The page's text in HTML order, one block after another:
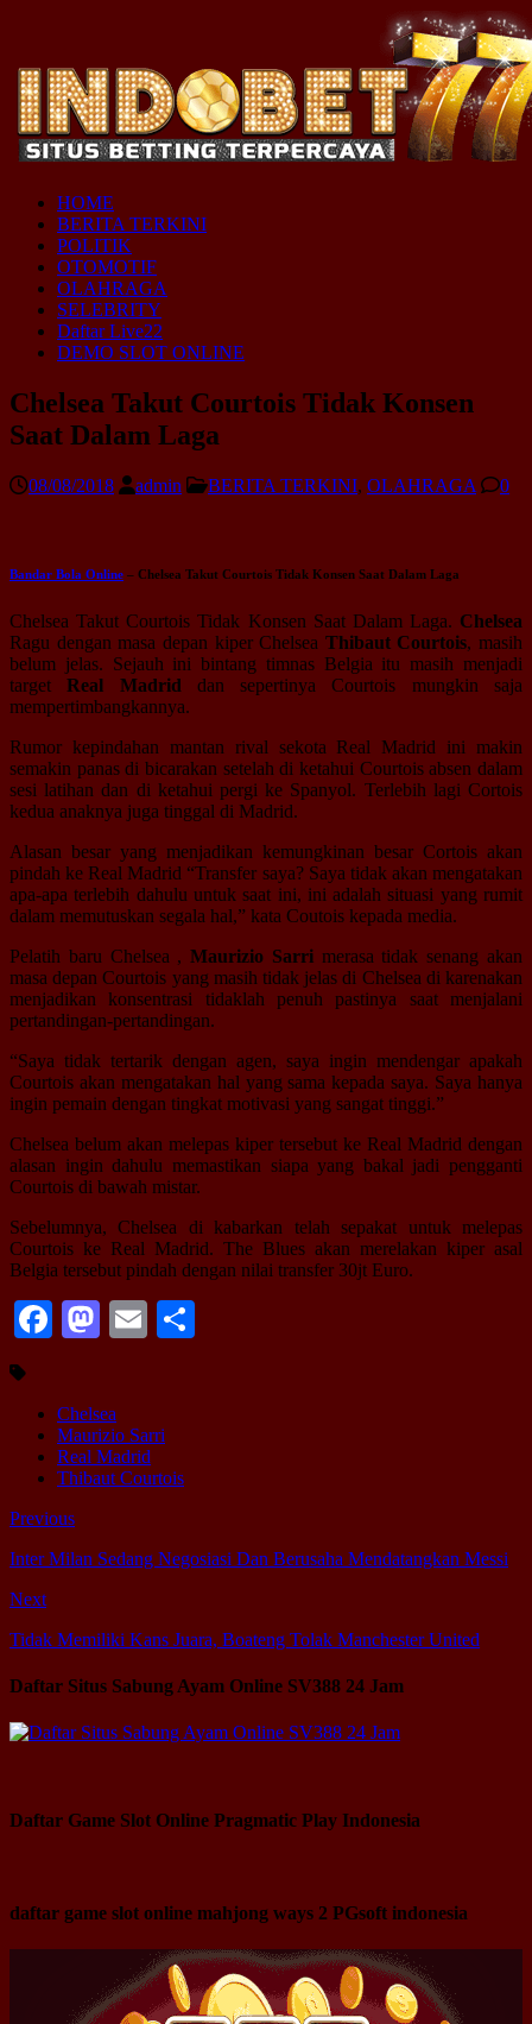
HOME
BERITA TERKINI
POLITIK
OTOMOTIF
OLAHRAGA
SELEBRITY
Daftar Live22
DEMO SLOT ONLINE
Chelsea Takut Courtois Tidak Konsen
Saat Dalam Laga
08/08/2018 admin BERITA TERKINI, OLAHRAGA 0
Bandar Bola Online – Chelsea Takut Courtois Tidak Konsen Saat Dalam Laga
Chelsea Takut Courtois Tidak Konsen Saat Dalam Laga. Chelsea
Ragu dengan masa depan kiper Chelsea Thibaut Courtois, masih
belum jelas. Sejauh ini bintang timnas Belgia itu masih menjadi
targetReal Madrid dan sepertinya Courtois mungkin saja
mempertimbangkannya.
Rumor kepindahan mantan rival sekota Real Madrid ini makin
semakin panas di bicarakan setelah di ketahui Courtois absen dalam
sesi latihan dan di ketahui pergi ke Spanyol. Terlebih lagi Cortois
kedua anaknya juga tinggal di Madrid.
Alasan besar yang menjadikan kemungkinan besar Cortois akan
pindah ke Real Madrid “Transfer saya? Saya tidak akan mengatakan
apa-apa terlebih dahulu untuk saat ini, ini adalah situasi yang rumit
dalam memutuskan segala hal,” kata Coutois kepada media.
Pelatih baru Chelsea ,Maurizio Sarrimerasa tidak senang akan
masa depan Courtois yang masih tidak jelas di Chelsea di karenakan
menjadikan konsentrasi tidaklah penuh pastinya saat menjalani
pertandingan-pertandingan.
“Saya tidak tertarik dengan agen, saya ingin mendengar apakah
Courtois akan mengatakan hal yang sama kepada saya. Saya hanya
ingin pemain dengan tingkat motivasi yang sangat tinggi.”
Chelsea belum akan melepas kiper tersebut ke Real Madrid dengan
alasan ingin dahulu memastikan siapa yang bakal jadi pengganti
Courtois di bawah mistar.
Sebelumnya, Chelsea di kabarkan telah sepakat untuk melepas
Courtois ke Real Madrid. The Blues akan merelakan kiper asal
Belgia tersebut pindah dengan nilai transfer 30jt Euro.
Facebook
Mastodon
Email
Chelsea
Maurizio Sarri
Real Madrid
Thibaut Courtois
Previous
Inter Milan Sedang Negosiasi Dan Berusaha Mendatangkan Messi
Next
Tidak Memiliki Kans Juara, Boateng Tolak Manchester United
Daftar Situs Sabung Ayam Online SV388 24 Jam
Daftar Game Slot Online Pragmatic Play Indonesia
daftar game slot online mahjong ways 2 PGsoft indonesia